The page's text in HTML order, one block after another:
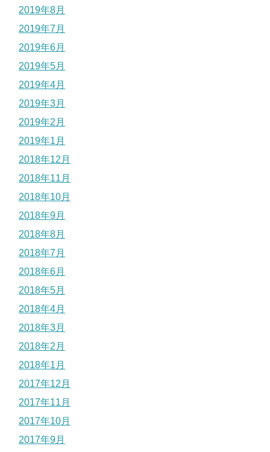
2019年8月
2019年7月
2019年6月
2019年5月
2019年4月
2019年3月
2019年2月
2019年1月
2018年12月
2018年11月
2018年10月
2018年9月
2018年8月
2018年7月
2018年6月
2018年5月
2018年4月
2018年3月
2018年2月
2018年1月
2017年12月
2017年11月
2017年10月
2017年9月